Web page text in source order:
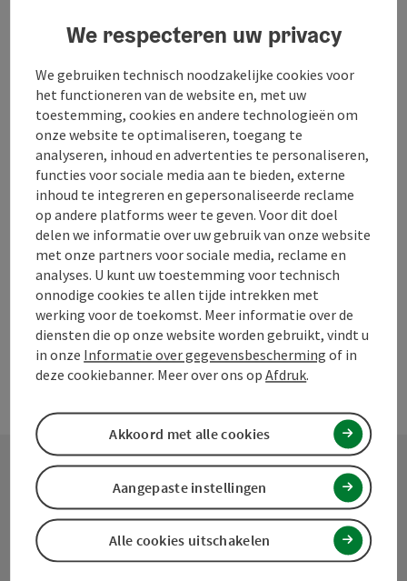
Toegankelijkheid
Bijdrage aankruisen
Naar favorieten
PDF aanmaken
Bijdrage printen
In de buurt
powered byTOURDATA Doe een suggestie
Contact
We respecteren uw privacy
We gebruiken technisch noodzakelijke cookies voor
het functioneren van de website en, met uw
toestemming, cookies en andere technologieën om
onze website te optimaliseren, toegang te
analyseren, inhoud en advertenties te personaliseren,
functies voor sociale media aan te bieden, externe
inhoud te integreren en gepersonaliseerde reclame
op andere platforms weer te geven. Voor dit doel
delen we informatie over uw gebruik van onze website
met onze partners voor sociale media, reclame en
analyses. U kunt uw toestemming voor technisch
onnodige cookies te allen tijde intrekken met
werking voor de toekomst. Meer informatie over de
diensten die op onze website worden gebruikt, vindt u
in onze Informatie over gegevensbescherming of in
deze cookiebanner. Meer over ons opAfdruk.
Alle cookies uitschakelen
Aangepaste instellingen
Akkoord met alle cookies